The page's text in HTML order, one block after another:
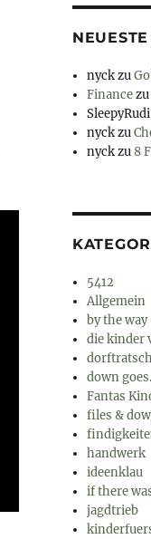
nyckzu
Finance
SleepyRudi
nyckzu
nyckzu 8
5412
Allgemein
by the way
die kinder
down
Fantas
files &
handwerk
ideenklau
if there
jagdtrieb